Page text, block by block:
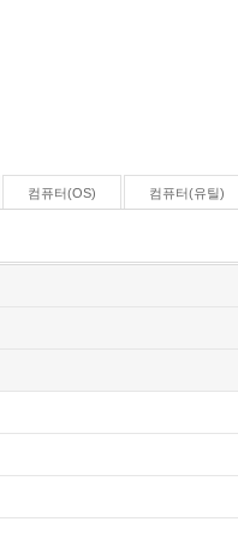
컴퓨터(OS) 컴퓨터(유틸)